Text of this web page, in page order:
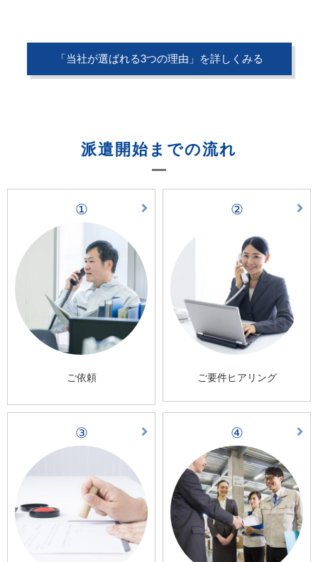
「当社が選ばれる3つの理由」を詳しくみる
派遣開始までの流れ
①
ご依頼
②
ご要件ヒアリング
③ ④